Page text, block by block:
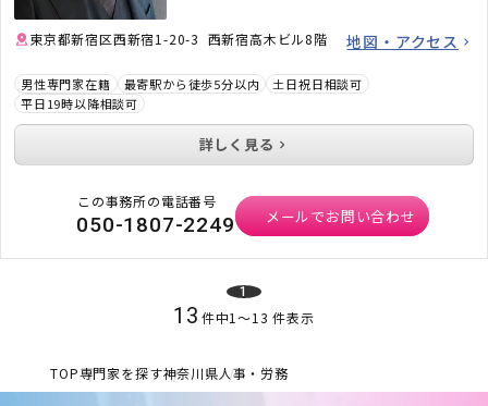
東京都新宿区西新宿1-20-3 西新宿高木ビル8階 地図・アクセス
男性専門家在籍 最寄駅から徒歩5分以内
土日祝日相談可
平日19時以降相談可
詳しく見る
この事務所の電話番号
050-1807-2249 メールでお問い合わせ
1
13 件中1〜13 件表示
TOP専門家を探す神奈川県人事・労務